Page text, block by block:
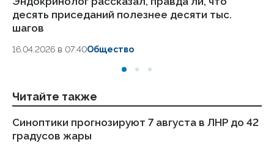
десять приседаний полезнее десяти тыс.
шагов
16.04.2026 в 07:40Общество
Читайте также
Синоптики прогнозируют 7 августа в ЛНР до 42
градусов жары